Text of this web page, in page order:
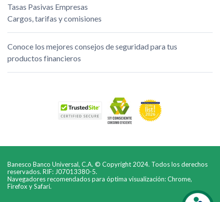
Tasas Pasivas Empresas
Cargos, tarifas y comisiones
Conoce los mejores consejos de seguridad para tus
productos financieros
Banesco Banco Universal, C.A. © Copyright 2024. Todos los derechos
reservados. RIF: J07013380-5.
Navegadores recomendados para óptima visualización: Chrome,
Firefox y Safari.